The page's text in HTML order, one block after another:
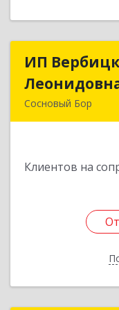
ИП
Сосновый Бор
Клиентов на